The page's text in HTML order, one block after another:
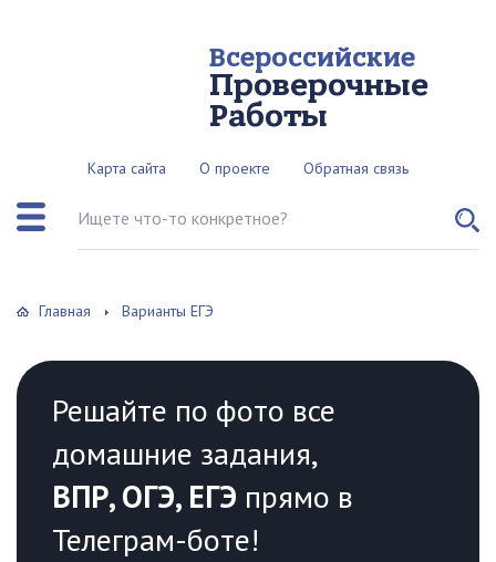
Всероссийские
Проверочные
Работы
Карта сайта О проекте Обратная связь
Поиск по сайту
Главная Варианты ЕГЭ
Решайте по фото все
домашние задания,
ВПР, ОГЭ, ЕГЭ прямо в
Телеграм-боте!